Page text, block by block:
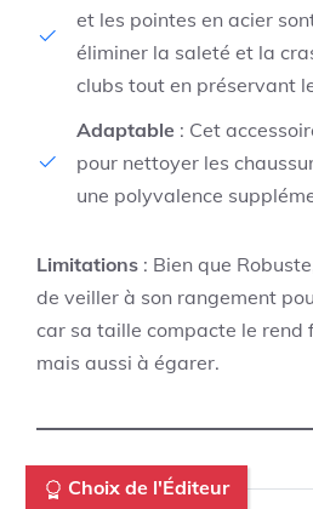
et les pointes en acier
éliminer la saleté et la
clubs tout en préservant
Adaptable : Cet
pour nettoyer les
une polyvalence
Limitations : Bien que
de veiller à son rangement
car sa taille compacte le
mais aussi à égarer.
Choix de l'Éditeur